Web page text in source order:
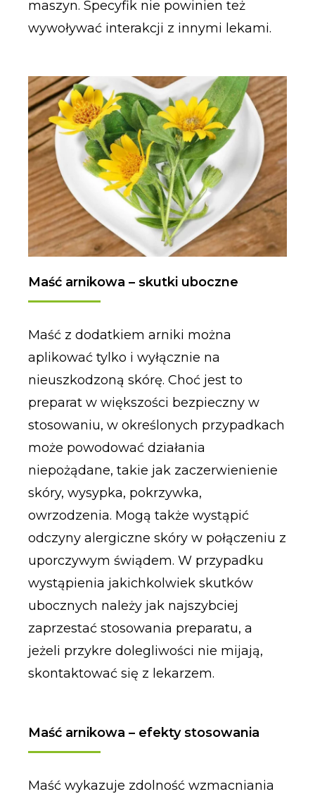
maszyn. Specyfik nie powinien też
wywoływać interakcji z innymi lekami.
Maść arnikowa – skutki uboczne
Maść z dodatkiem arniki można
aplikować tylko i wyłącznie na
nieuszkodzoną skórę. Choć jest to
preparat w większości bezpieczny w
stosowaniu, w określonych przypadkach
może powodować działania
niepożądane, takie jak zaczerwienienie
skóry, wysypka, pokrzywka,
owrzodzenia. Mogą także wystąpić
odczyny alergiczne skóry w połączeniu z
uporczywym świądem. W przypadku
wystąpienia jakichkolwiek skutków
ubocznych należy jak najszybciej
zaprzestać stosowania preparatu, a
jeżeli przykre dolegliwości nie mijają,
skontaktować się z lekarzem.
Maść arnikowa – efekty stosowania
Maść wykazuje zdolność wzmacniania